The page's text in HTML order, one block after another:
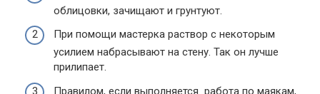
облицовки, зачищают и грунтуют.
При помощи мастерка раствор с некоторым
усилием набрасывают на стену. Так он лучше
прилипает.
Правилом, если выполняется работа по маякам,